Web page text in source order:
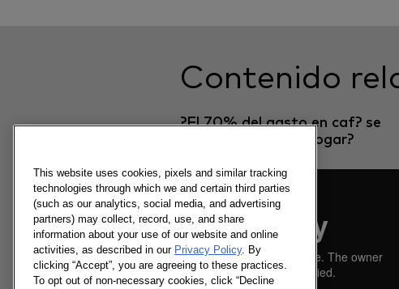
Contenido
?El 70% del gasto en caf? se
produce fuera del hogar?
This website uses cookies, pixels and similar tracking
technologies through which we and certain third parties
(such as our analytics, social media, and advertising
partners) may collect, record, use, and share
information about your use of our website and online
activities, as described in our Privacy Policy. By
clicking “Accept”, you are agreeing to these practices.
To opt out of non-necessary cookies, click “Decline